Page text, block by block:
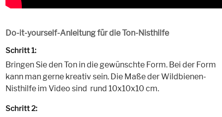
Do-it-yourself-Anleitung für die Ton-Nisthilfe
Schritt 1:
Bringen Sie den Ton in die gewünschte Form. Bei der Form
kann man gerne kreativ sein. Die Maße der Wildbienen-
Nisthilfe im Video sind rund 10x10x10 cm.
Schritt 2: